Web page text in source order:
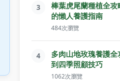
3
棒葉虎尾蘭種植全
的懶人養護指南
484次瀏覽
4
多肉山地玫瑰養護
到四季照顧技巧
1062次瀏覽